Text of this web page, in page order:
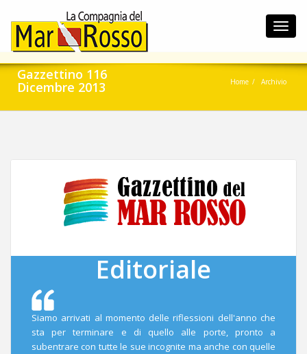
Gazzettino 116
Dicembre 2013 Home Archivio
Editoriale
Siamo arrivati al momento delle riflessioni dell'anno che
sta per terminare e di quello alle porte, pronto a
subentrare con tutte le sue incognite ma anche con quelle